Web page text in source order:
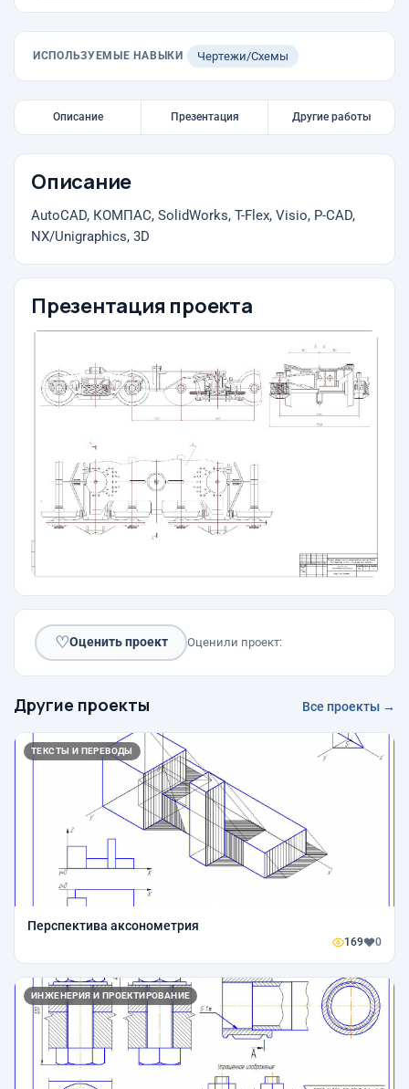
ИСПОЛЬЗУЕМЫЕ НАВЫКИ Чертежи/Схемы
Описание Презентация Другие работы
Описание
AutoCAD, КОМПАС, SolidWorks, T-Flex, Visio, P-CAD,
NX/Unigraphics, 3D
Презентация проекта
♡Оценить проект Оценили проект:
Другие проекты Все проекты →
ТЕКСТЫ И ПЕРЕВОДЫ
Перспектива аксонометрия
169 0
ИНЖЕНЕРИЯ И ПРОЕКТИРОВАНИЕ